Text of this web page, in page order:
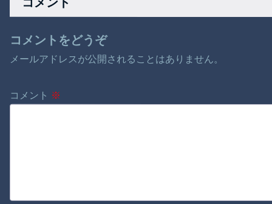
コメントをどうぞ
メールアドレスが公開されることはありません。
コメント ※